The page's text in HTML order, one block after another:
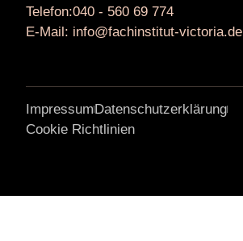
Telefon:040 - 560 69 774
E-Mail: info@fachinstitut-victoria.de
ImpressumDatenschutzerklärung
Cookie Richtlinien